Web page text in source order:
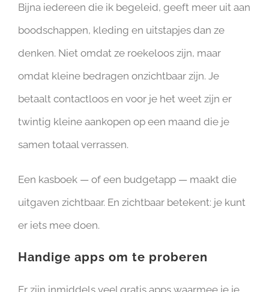
Bijna iedereen die ik begeleid, geeft meer uit aan
boodschappen, kleding en uitstapjes dan ze
denken. Niet omdat ze roekeloos zijn, maar
omdat kleine bedragen onzichtbaar zijn. Je
betaalt contactloos en voor je het weet zijn er
twintig kleine aankopen op een maand die je
samen totaal verrassen.
Een kasboek — of een budgetapp — maakt die
uitgaven zichtbaar. En zichtbaar betekent: je kunt
er iets mee doen.
Handige apps om te proberen
Er zijn inmiddels veel gratis apps waarmee je je